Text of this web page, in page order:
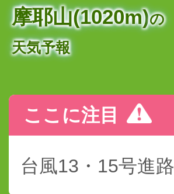
摩耶山(1020m)の
天気予報
ここに注目
台風13・15号進